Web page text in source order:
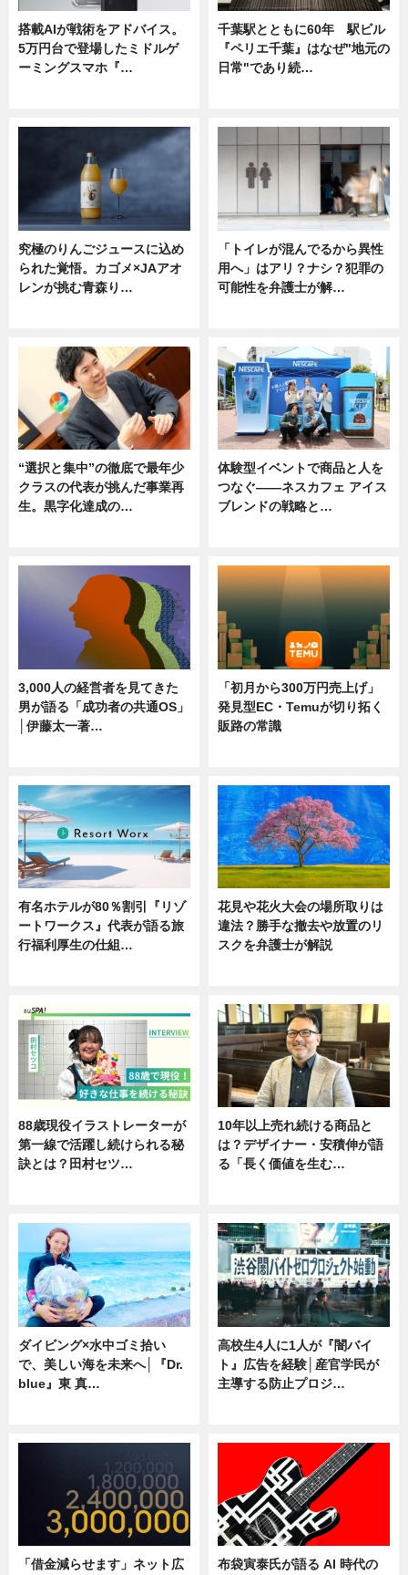
搭載AIが戦術をアドバイス。
5万円台で登場したミドルゲ
ーミングスマホ『…
千葉駅とともに60年 駅ビル
『ペリエ千葉』はなぜ"地元の
日常"であり続…
究極のりんごジュースに込め
られた覚悟。カゴメ×JAアオ
レンが挑む青森り…
「トイレが混んでるから異性
用へ」はアリ？ナシ？犯罪の
可能性を弁護士が解…
“選択と集中”の徹底で最年少
クラスの代表が挑んだ事業再
生。黒字化達成の…
体験型イベントで商品と人を
つなぐ――ネスカフェ アイス
ブレンドの戦略と…
3,000人の経営者を見てきた
男が語る「成功者の共通OS」
│伊藤太一著…
「初月から300万円売上げ」
発見型EC・Temuが切り拓く
販路の常識
有名ホテルが80％割引『リゾ
ートワークス』代表が語る旅
行福利厚生の仕組…
花見や花火大会の場所取りは
違法？勝手な撤去や放置のリ
スクを弁護士が解説
88歳現役イラストレーターが
第一線で活躍し続けられる秘
訣とは？田村セツ…
10年以上売れ続ける商品と
は？デザイナー・安積伸が語
る「長く価値を生む…
ダイビング×水中ゴミ拾い
で、美しい海を未来へ│『Dr.
blue』東 真…
高校生4人に1人が『闇バイ
ト』広告を経験│産官学民が
主導する防止プロジ…
「借金減らせます」ネット広
布袋寅泰氏が語る AI 時代の